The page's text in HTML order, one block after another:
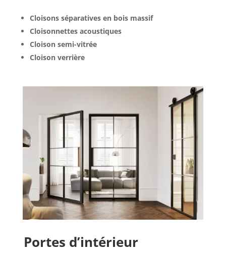
Cloisons séparatives en bois massif
Cloisonnettes acoustiques
Cloison semi-vitrée
Cloison verrière
Portes d’intérieur